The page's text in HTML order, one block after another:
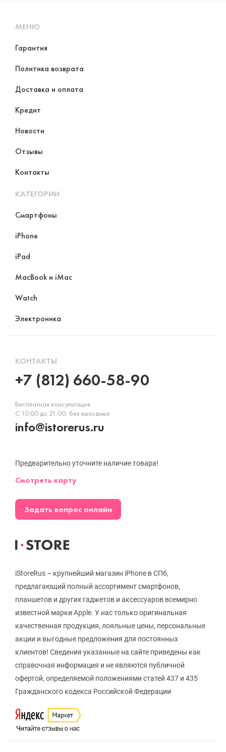
iStoreRus – крупнейший магазин iPhone в СПб,
предлагающий полный ассортимент смартфонов,
планшетов и других гаджетов и аксессуаров всемирно
известной марки Apple. У нас только оригинальная
качественная продукция, лояльные цены, персональные
акции и выгодные предложения для постоянных
клиентов! Сведения указанные на сайте приведены как
справочная информация и не являются публичной
офертой, определяемой положениями статей 437 и 435
Гражданского кодекса Российской Федерации
МЕНЮ
Гарантия
Политика возврата
Доставка и оплата
Кредит
Новости
Отзывы
Контакты
КАТЕГОРИИ
Смартфоны
iPhone
iPad
MacBook и iMac
Watch
Электроника
КОНТАКТЫ
+7 (812) 660-58-90
Бесплатная консультация
С 10:00 до 21:00, без выходных
info@istorerus.ru
Предварительно уточните наличие товара!
Смотреть карту
Задать вопрос онлайн